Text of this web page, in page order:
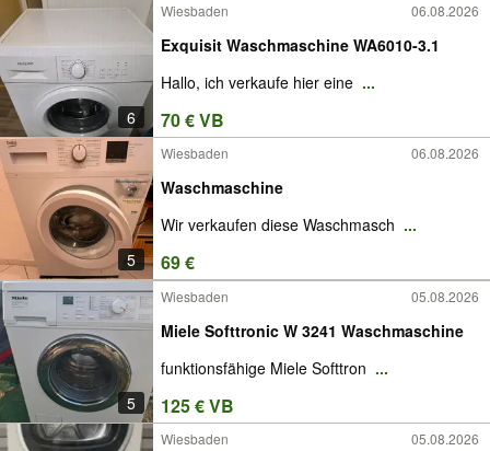
6
Wiesbaden 06.08.2026
Exquisit Waschmaschine WA6010-3.1
Hallo, ich verkaufe hier eine ...
70 € VB
5
Wiesbaden 06.08.2026
Waschmaschine
Wir verkaufen diese Waschmasch ...
69 €
5
Wiesbaden 05.08.2026
Miele Softtronic W 3241 Waschmaschine
funktionsfähige Miele Softtron ...
125 € VB
Wiesbaden 05.08.2026